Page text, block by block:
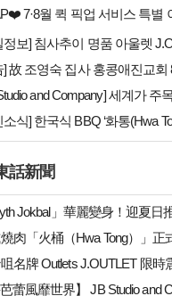
7·8월 퀵 픽업 서비스 특별
] 故 조영숙 집사 홍콩애진교회
話新聞